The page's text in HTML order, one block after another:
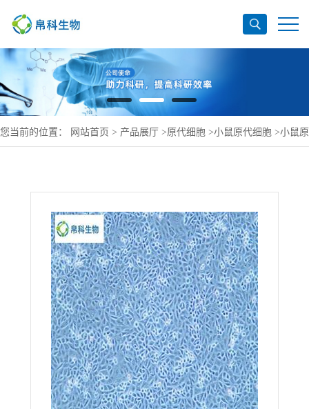
您当前的位置： 网站首页 > 产品展厅 >原代细胞 >小鼠原代细胞 >小鼠原